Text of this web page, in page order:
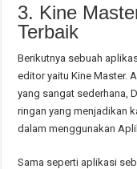
3. Kine
Terbaik
Berikutnya sebuah
editor yaitu Kine Master.
yang sangat sederhana,
ringan yang menjadikan
dalam menggunakan
Sama seperti aplikasi